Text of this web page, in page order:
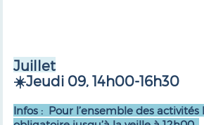
Juillet
☀️Jeudi 09, 14h00-16h30
Infos : Pour l’ensemble des activités